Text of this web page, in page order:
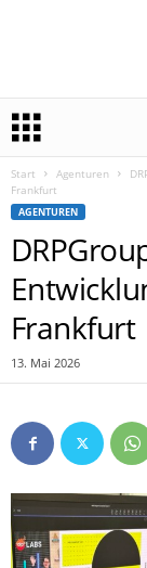
Start Agenturen
Frankfurt
AGENTUREN
Frankfurt
13. Mai 2026